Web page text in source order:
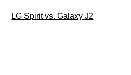
LG Spirit vs. Galaxy J2